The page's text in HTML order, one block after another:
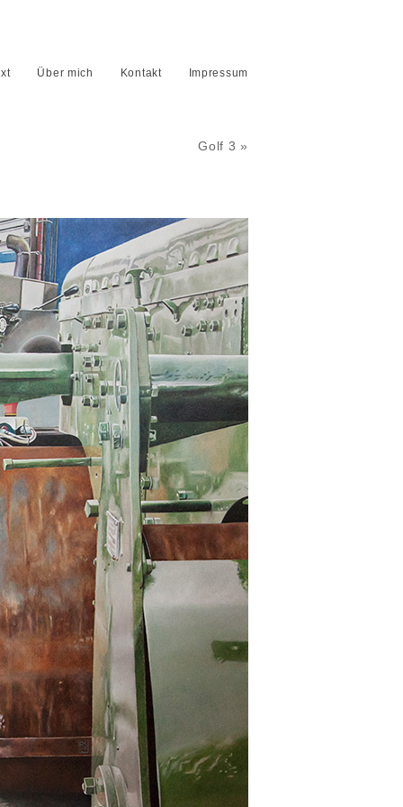
Über mich Kontakt Impressum
Golf 3 »